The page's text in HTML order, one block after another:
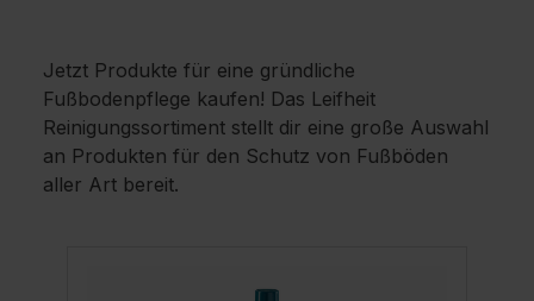
Jetzt Produkte für eine gründliche
Fußbodenpflege kaufen! Das Leifheit
Reinigungssortiment stellt dir eine große Auswahl
an Produkten für den Schutz von Fußböden
aller Art bereit.